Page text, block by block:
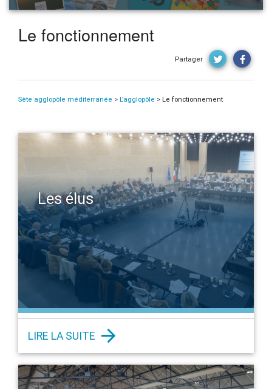
Le fonctionnement
Partager
Sète agglopôle méditerranée > L’agglopôle > Le fonctionnement
Les élus
LIRE LA SUITE